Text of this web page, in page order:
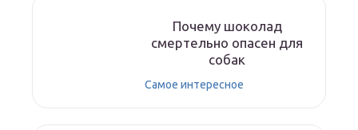
Почему шоколад
смертельно опасен для
собак
Самое интересное